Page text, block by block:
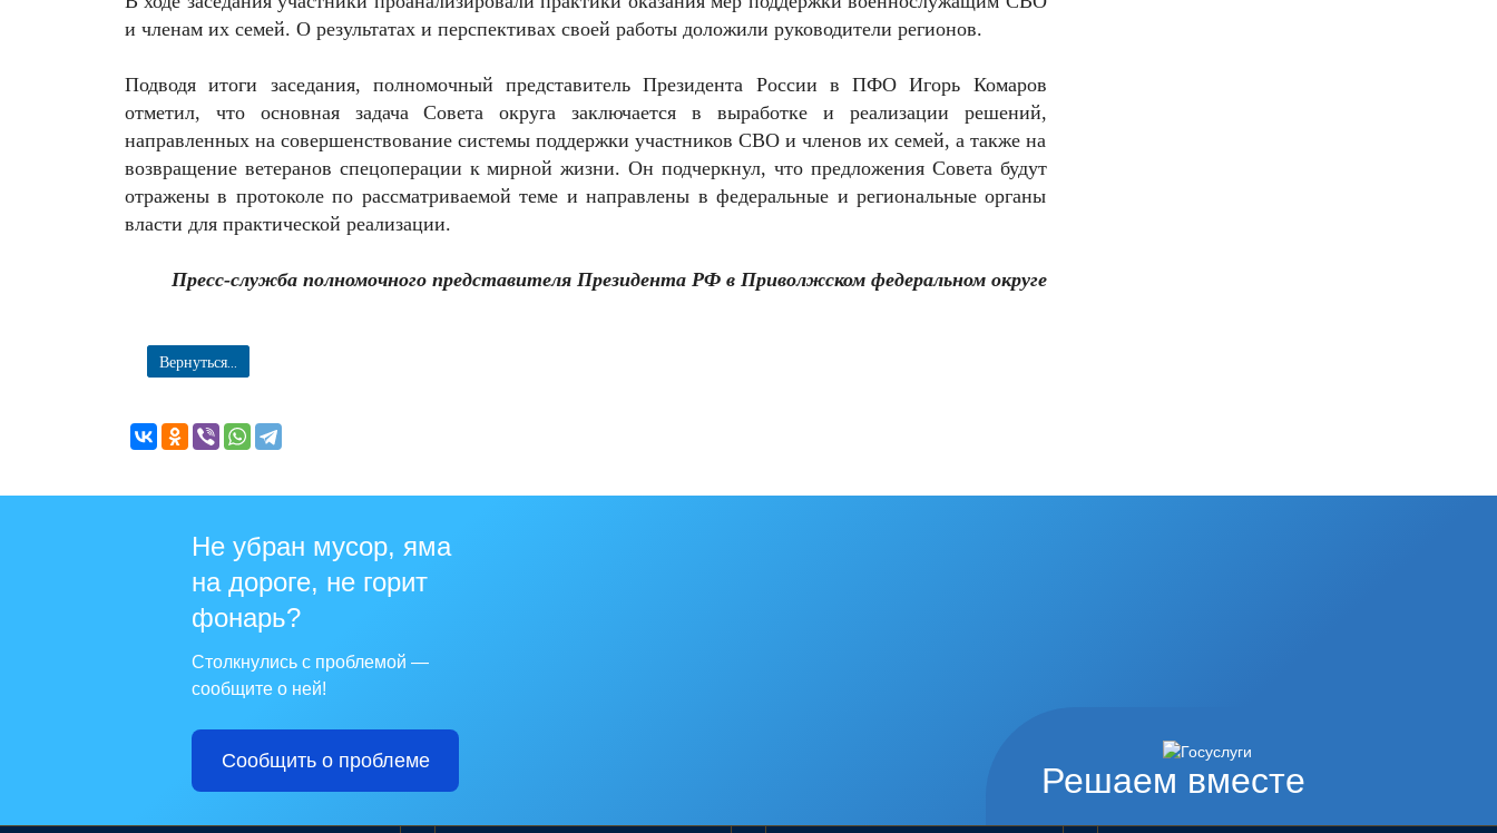
и членам их семей. О результатах и перспективах своей работы доложили руководители регионов.
Подводя итоги заседания, полномочный представитель Президента России в ПФО Игорь Комаров
отметил, что основная задача Совета округа заключается в выработке и реализации решений,
направленных на совершенствование системы поддержки участников СВО и членов их семей, а также на
возвращение ветеранов спецоперации к мирной жизни. Он подчеркнул, что предложения Совета будут
отражены в протоколе по рассматриваемой теме и направлены в федеральные и региональные органы
власти для практической реализации.
Пресс-служба полномочного представителя Президента РФ в Приволжском федеральном округе
Вернуться...
Решаем вместе
Не убран мусор, яма
на дороге, не горит
фонарь?
Столкнулись с проблемой —
сообщите о ней!
Сообщить о проблеме